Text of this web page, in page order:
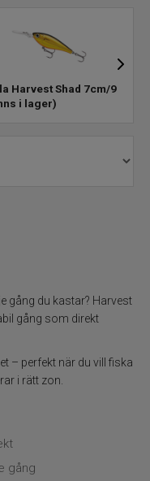
Harvest Shad 7cm/9g
i lager)
gång du kastar? Harvest
gång som direkt
– perfekt när du vill fiska
i rätt zon.
gång